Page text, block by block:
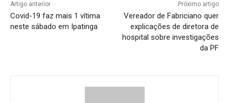
Artigo anterior
Covid-19 faz mais 1 vítima
neste sábado em Ipatinga
Próximo artigo
Vereador de Fabriciano quer
explicações de diretora de
hospital sobre investigações
da PF